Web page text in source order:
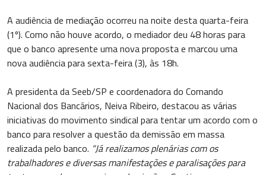
A audiência de mediação ocorreu na noite desta quarta-feira
(1º). Como não houve acordo, o mediador deu 48 horas para
que o banco apresente uma nova proposta e marcou uma
nova audiência para sexta-feira (3), às 18h.
A presidenta da Seeb/SP e coordenadora do Comando
Nacional dos Bancários, Neiva Ribeiro, destacou as várias
iniciativas do movimento sindical para tentar um acordo com o
banco para resolver a questão da demissão em massa
realizada pelo banco. “Já realizamos plenárias com os
trabalhadores e diversas manifestações e paralisações para